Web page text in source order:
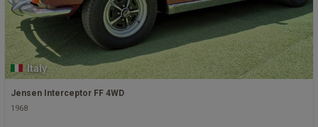
Italy
Jensen Interceptor FF 4WD
1968